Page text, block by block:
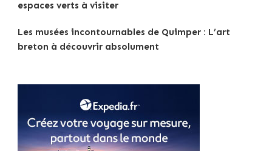
espaces verts à visiter
Les musées incontournables de Quimper : L’art
breton à découvrir absolument